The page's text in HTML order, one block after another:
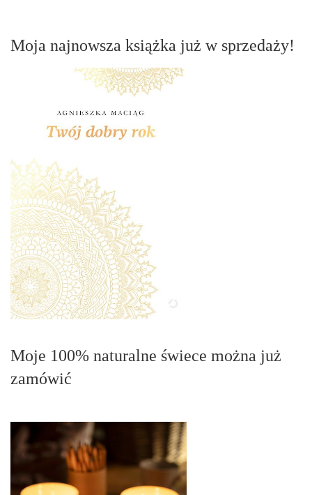
Moja najnowsza książka już w sprzedaży!
Moje 100% naturalne świece można już
zamówić